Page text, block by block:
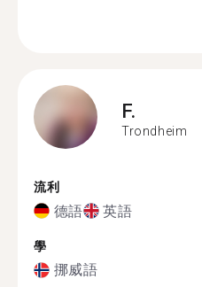
F.
Trondheim
流利
德語 英語
學
挪威語